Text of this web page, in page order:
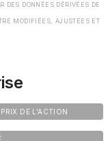
DES DONNÉES DÉRIVÉES DE
MODIFIÉES, AJUSTÉES ET
PRIX DE L'ACTION